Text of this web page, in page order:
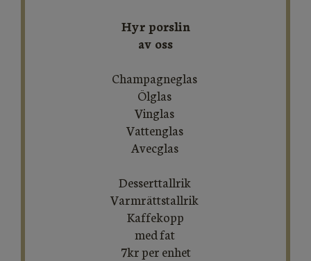
Hyr porslin
av oss
Champagneglas
Ölglas
Vinglas
Vattenglas
Avecglas
Desserttallrik
Varmrättstallrik
Kaffekopp
med fat
7kr per enhet